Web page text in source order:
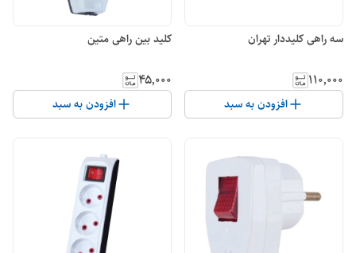
سه راهی کلیددار تهران
۱۱۰٬۰۰۰
افزودن به سبد
کلید بین راهی متین
۴۵٬۰۰۰
افزودن به سبد